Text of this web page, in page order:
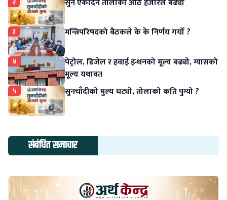
३ मन्त्रिपरिषदको बैठकले के के निर्णय गर्यो ?
४
पेट्रोल, डिजेल र हवाई इन्धनको मूल्य बढ्यो, ग्यासको
मूल्य यथावत
५ सुनचाँदीको मुल्य घट्यो, तोलाको कति पुग्यो ?
संबंधित समाचार